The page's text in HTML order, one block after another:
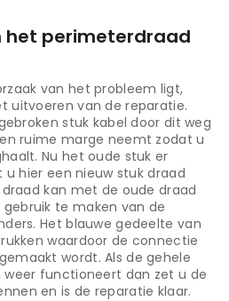
het perimeterdraad
van het probleem ligt,
uitvoeren van de reparatie.
stuk kabel door dit weg
ruime marge neemt zodat u
Nu het oude stuk er
hier een nieuw stuk draad
kan met de oude draad
te maken van de
Het blauwe gedeelte van
waardoor de connectie
wordt. Als de gehele
weer functioneert dan zet u de
en is de reparatie klaar.